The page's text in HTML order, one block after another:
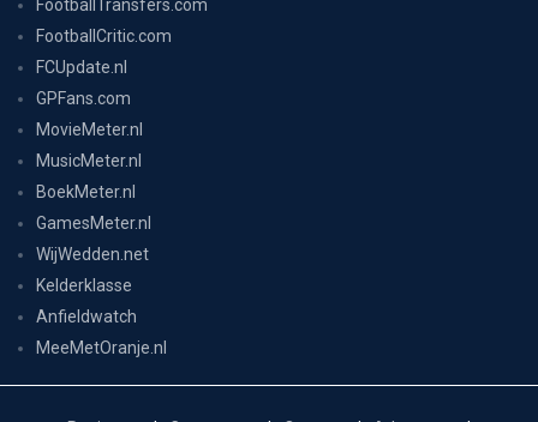
FootballTransfers.com
FootballCritic.com
FCUpdate.nl
GPFans.com
MovieMeter.nl
MusicMeter.nl
BoekMeter.nl
GamesMeter.nl
WijWedden.net
Kelderklasse
Anfieldwatch
MeeMetOranje.nl